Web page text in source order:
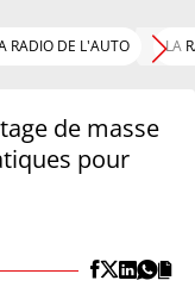
RADIO DE L'AUTO LA
de masse
pour